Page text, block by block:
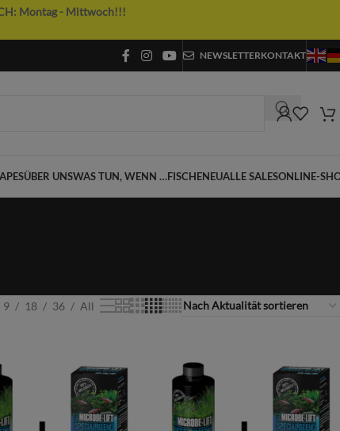
Montag - Mittwoch!!!
NEWSLETTERKONTAKT
ÜBER UNSWAS TUN, WENN …FISCHENEUALLE SALESONLINE-
9 18 36 All